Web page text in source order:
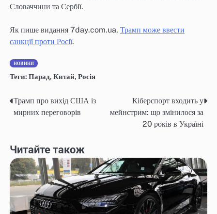
Словаччини та Сербії.
Як пише видання 7day.com.ua, Трамп може ввести
санкції проти Росії.
НОВИНИ
Теги: Парад, Китай, Росія
Навігація
записів
Трамп про вихід США із
мирних переговорів
Кіберспорт входить у
мейнстрим: що змінилося за
20 років в Україні
Читайте також